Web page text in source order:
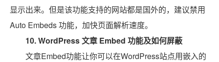
显示出来。但是该功能支持的网站都是国外的，建议禁用
Auto Embeds 功能，加快页面解析速度。
10.WordPress 文章 Embed 功能及如何屏蔽
文章Embed功能让你可以在WordPress站点用嵌入的